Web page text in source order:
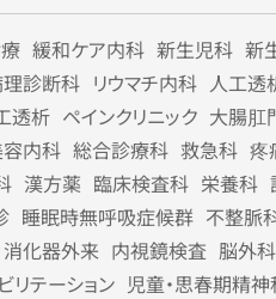
緩和ケア内科 新生児科 新
診断科 リウマチ内科 人工透
透析 ペインクリニック 大腸肛
内科 総合診療科 救急科 疼
漢方薬 臨床検査科 栄養科
睡眠時無呼吸症候群 不整脈
消化器外来 内視鏡検査 脳外科
リテーション 児童・思春期精